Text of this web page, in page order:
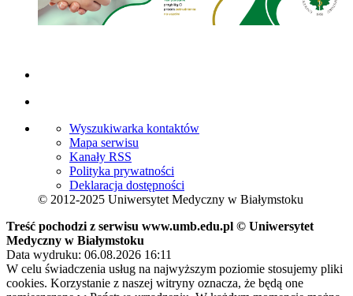
Wyszukiwarka kontaktów
Mapa serwisu
Kanały RSS
Polityka prywatności
Deklaracja dostępności
© 2012-2025 Uniwersytet Medyczny w Białymstoku
Treść pochodzi z serwisu www.umb.edu.pl © Uniwersytet
Medyczny w Białymstoku
Data wydruku: 06.08.2026 16:11
W celu świadczenia usług na najwyższym poziomie stosujemy pliki
cookies. Korzystanie z naszej witryny oznacza, że będą one